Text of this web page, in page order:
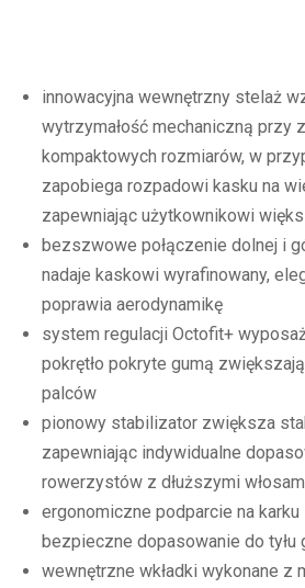
innowacyjna wewnętrzny stelaż
wytrzymałość mechaniczną przy
kompaktowych rozmiarów, w
zapobiega rozpadowi kasku na
zapewniając użytkownikowi
bezszwowe połączenie dolnej i
nadaje kaskowi wyrafinowany,
poprawia aerodynamikę
system regulacji Octofit+
pokrętło pokryte gumą
palców
pionowy stabilizator zwiększa
zapewniając indywidualne
rowerzystów z dłuższymi
ergonomiczne podparcie na
bezpieczne dopasowanie do tyłu
wewnętrzne wkładki wykonane z